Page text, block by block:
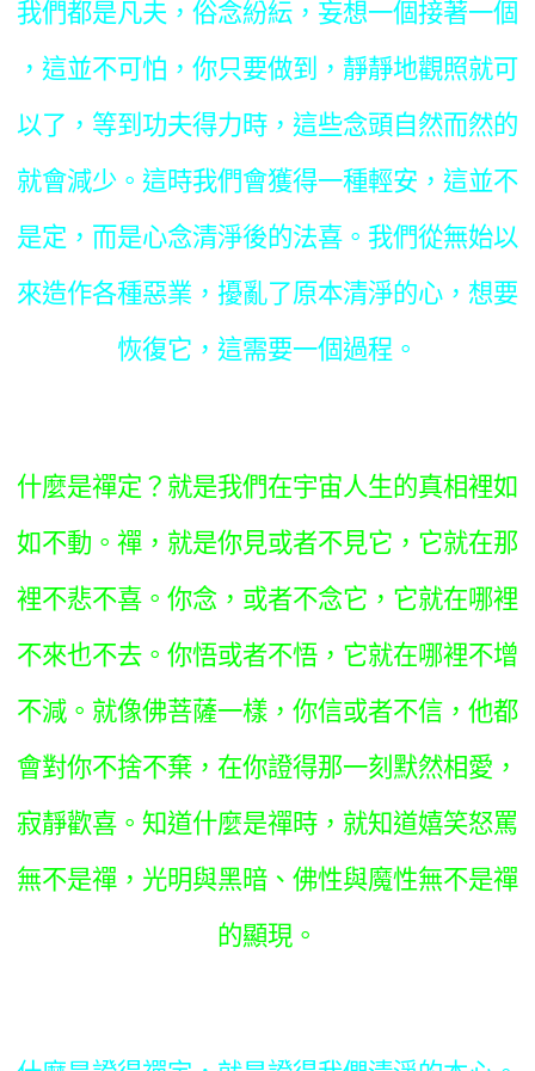
我們都是凡夫，俗念紛紜，妄想一個接著一個
，這並不可怕，你只要做到，靜靜地觀照就可
以了，等到功夫得力時，這些念頭自然而然的
就會減少。這時我們會獲得一種輕安，這並不
是定，而是心念清淨後的法喜。我們從無始以
來造作各種惡業，擾亂了原本清淨的心，想要
恢復它，這需要一個過程。
什麼是禪定？就是我們在宇宙人生的真相裡如
如不動。禪，就是你見或者不見它，它就在那
裡不悲不喜。你念，或者不念它，它就在哪裡
不來也不去。你悟或者不悟，它就在哪裡不增
不減。就像佛菩薩一樣，你信或者不信，他都
會對你不捨不棄，在你證得那一刻默然相愛，
寂靜歡喜。知道什麼是禪時，就知道嬉笑怒罵
無不是禪，光明與黑暗、佛性與魔性無不是禪
的顯現。